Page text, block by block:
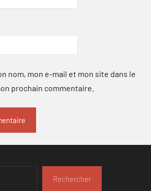
nom, mon e-mail et mon site dans le
prochain commentaire.
Rechercher